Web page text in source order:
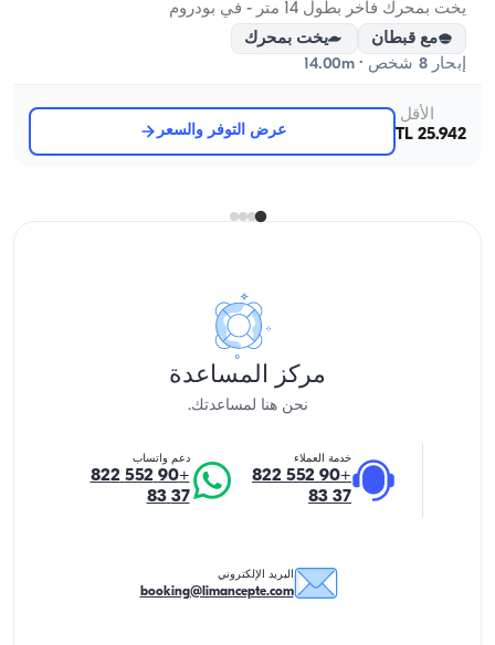
يخت بمحرك فاخر بطول 14 متر - في بودروم
مع قبطان
يخت بمحرك
إبحار 8 شخص · 14.00m
الأقل
25.942 TL
عرض التوفر والسعر
مركز المساعدة
نحن هنا لمساعدتك.
خدمة العملاء
+90 552 822
37 83
دعم واتساب
+90 552 822
37 83
البريد الإلكتروني
booking@limancepte.com